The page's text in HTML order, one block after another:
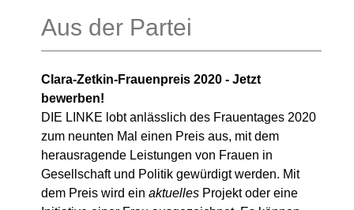
Aus der Partei
Clara-Zetkin-Frauenpreis 2020 - Jetzt
bewerben!
DIE LINKE lobt anlässlich des Frauentages 2020
zum neunten Mal einen Preis aus, mit dem
herausragende Leistungen von Frauen in
Gesellschaft und Politik gewürdigt werden. Mit
dem Preis wird ein aktuelles Projekt oder eine